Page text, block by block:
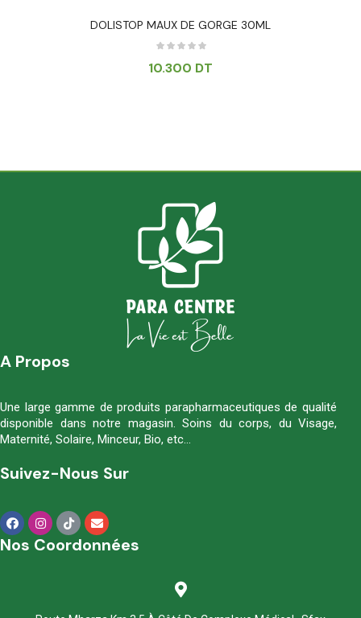
DOLISTOP MAUX DE GORGE 30ML
10.300 DT
A Propos
Une large gamme de produits parapharmaceutiques de qualité
disponible dans notre magasin. Soins du corps, du Visage,
Maternité, Solaire, Minceur, Bio, etc…
Suivez-Nous Sur
Nos Coordonnées